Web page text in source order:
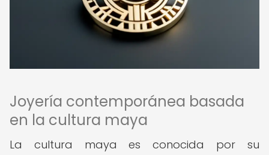
Joyería contemporánea basada
en la cultura maya
La cultura maya es conocida por su